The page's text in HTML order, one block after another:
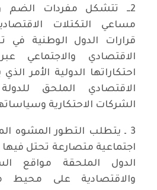
2ــ تتشكل مفردات الضم
مساعي التكتلات
قرارات الدول الوطنية في
الاقتصادي والاجتماعي
احتكاراتها الدولية الأمر
الاقتصادي الملحق
الشركات الاحتكارية
3 ـ يتطلب التطور المشوه
اجتماعية متصارعة تحتل
الدول الملحقة مواقع
والاقتصادية على محيط